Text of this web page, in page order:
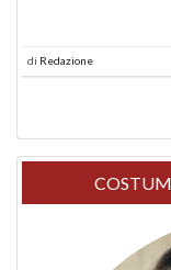
di Redazione